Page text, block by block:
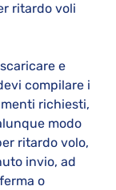
ritardo voli
e
compilare i
richiesti,
modo
ritardo volo,
invio, ad
o